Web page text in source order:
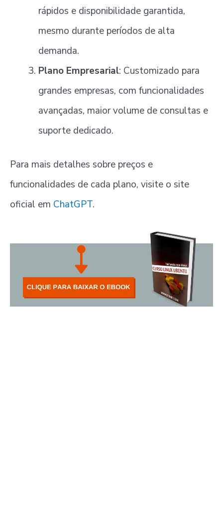
rápidos e disponibilidade garantida,
mesmo durante períodos de alta
demanda.
Plano Empresarial: Customizado para
grandes empresas, com funcionalidades
avançadas, maior volume de consultas e
suporte dedicado.
Para mais detalhes sobre preços e
funcionalidades de cada plano, visite o site
oficial em ChatGPT.